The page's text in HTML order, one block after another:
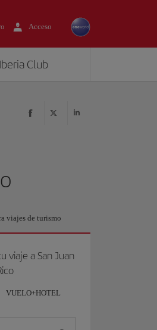
Acceso
Iberia Club
viajes de turismo
viaje a San Juan
VUELO+HOTEL